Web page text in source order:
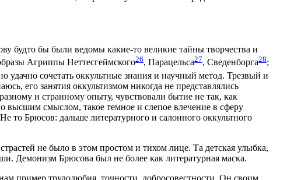
будто бы были ведомы какие-то великие тайны творчества и
Агриппы Неттесгеймского26, Парацельса27, Сведенборга28;
сочетать оккультные знания и научный метод. Трезвый и
его занятия оккультизмом никогда не представлялись
и странному опыту, чувствовали бытие не так, как
смыслом, такое темное и слепое влечение в сферу
то Брюсов: дальше литературного и салонного оккультного
не было в этом простом и тихом лице. Та детская улыбка,
Демонизм Брюсова был не более как литературная маска.
пример трудолюбия, точности, добросовестности, Он своим